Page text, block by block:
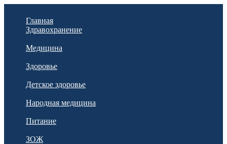
Главная
Здравохранение
Медицина
Здоровье
Детское здоровье
Народная медицина
Питание
ЗОЖ